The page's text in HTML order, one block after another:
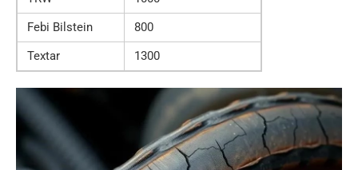
Febi Bilstein
800
Textar
1300